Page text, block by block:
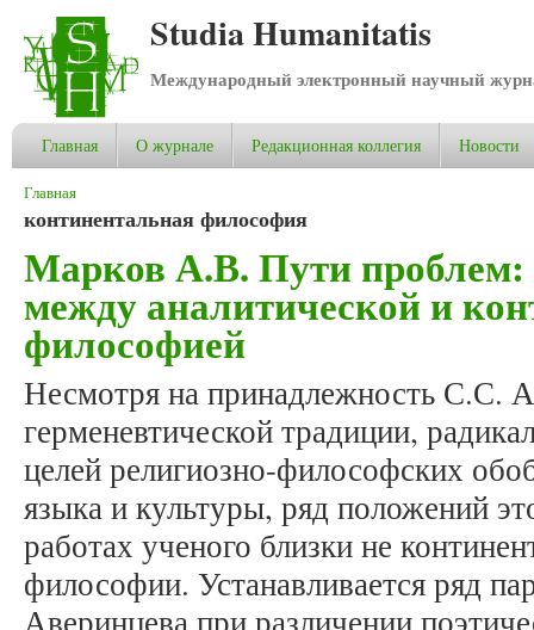
Studia Humanitatis
Международный электронный научный
Главная О журнале Редакционная коллегия Новости
Вы здесь
Главная
континентальная философия
Марков А.В. Пути
между аналитической и
философией
Несмотря на принадлежность С.С.
герменевтической традиции,
целей религиозно-философских
языка и культуры, ряд положений
работах ученого близки не
философии. Устанавливается ряд